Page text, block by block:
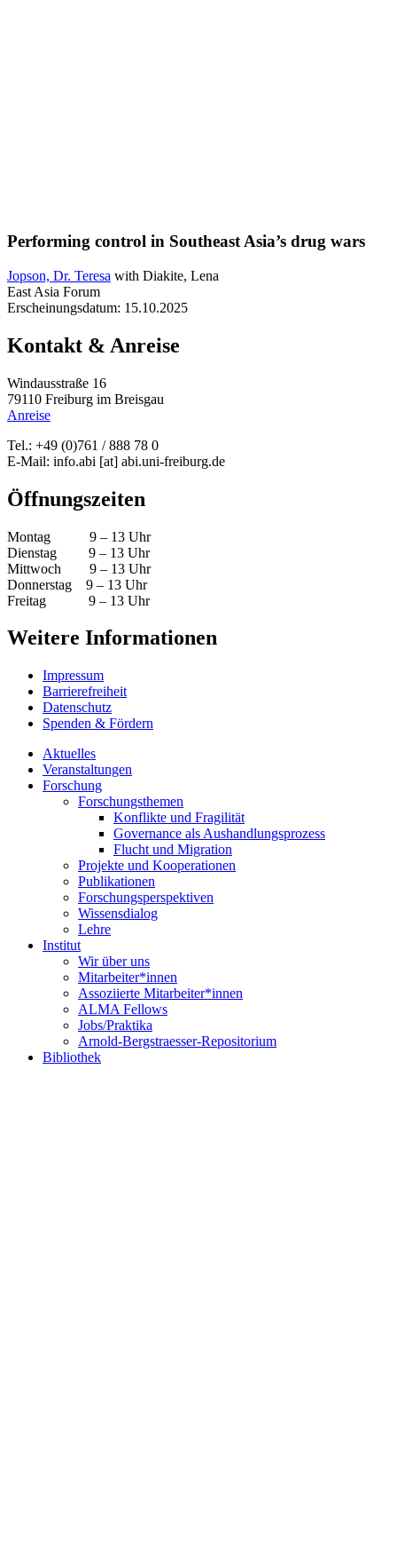
Performing control in Southeast Asia’s drug wars
Jopson, Dr. Teresa with Diakite, Lena
East Asia Forum
Erscheinungsdatum: 15.10.2025
Kontakt & Anreise
Windausstraße 16
79110 Freiburg im Breisgau
Anreise
Tel.: +49 (0)761 / 888 78 0
E-Mail: info.abi [at] abi.uni-freiburg.de
Öffnungszeiten
Montag 9 – 13 Uhr
Dienstag 9 – 13 Uhr
Mittwoch 9 – 13 Uhr
Donnerstag 9 – 13 Uhr
Freitag 9 – 13 Uhr
Weitere Informationen
Impressum
Barrierefreiheit
Datenschutz
Spenden & Fördern
Aktuelles
Veranstaltungen
Forschung
Forschungsthemen
Konflikte und Fragilität
Governance als Aushandlungsprozess
Flucht und Migration
Projekte und Kooperationen
Publikationen
Forschungsperspektiven
Wissensdialog
Lehre
Institut
Wir über uns
Mitarbeiter*innen
Assoziierte Mitarbeiter*innen
ALMA Fellows
Jobs/Praktika
Arnold-Bergstraesser-Repositorium
Bibliothek